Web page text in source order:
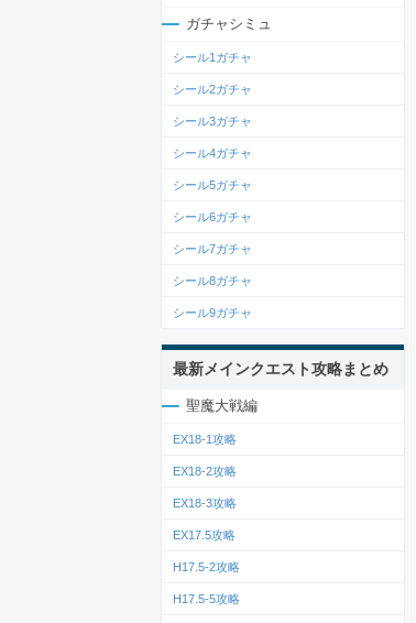
ガチャシミュ
シール1ガチャ
シール2ガチャ
シール3ガチャ
シール4ガチャ
シール5ガチャ
シール6ガチャ
シール7ガチャ
シール8ガチャ
シール9ガチャ
最新メインクエスト攻略まとめ
聖魔大戦編
EX18-1攻略
EX18-2攻略
EX18-3攻略
EX17.5攻略
H17.5-2攻略
H17.5-5攻略